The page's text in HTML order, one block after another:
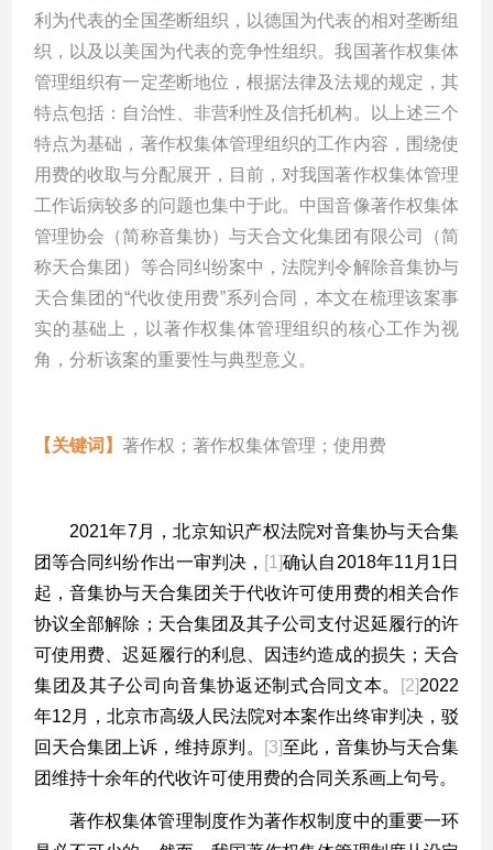
利为代表的全国垄断组织，以德国为代表的相对垄断组
织，以及以美国为代表的竞争性组织。我国著作权集体
管理组织有一定垄断地位，根据法律及法规的规定，其
特点包括：自治性、非营利性及信托机构。以上述三个
特点为基础，著作权集体管理组织的工作内容，围绕使
用费的收取与分配展开，目前，对我国著作权集体管理
工作诟病较多的问题也集中于此。中国音像著作权集体
管理协会（简称音集协）与天合文化集团有限公司（简
称天合集团）等合同纠纷案中，法院判令解除音集协与
天合集团的“代收使用费”系列合同，本文在梳理该案事
实的基础上，以著作权集体管理组织的核心工作为视
角，分析该案的重要性与典型意义 。
【关键词】 著作权；著作权集体管理；使用费
2021年7月，北京知识产权法院对音集协与天合集
团等合同纠纷作出一审判决， [1]确认自 2018年11 月 1 日
起，音集协与天合集团关于代收许可使用费的相关合作
协议全部解除；天合集团及其子公司支付迟延履行的许
可使用费、迟延履行的利息、因违约造成的损失；天合
集团及其子公司向音集协返还制式合同文本。
[2]2022
年12 月，北京市高级人民法院对本案作出终审判决，驳
回天合集团上诉，维持原判。
[3]至此，音集协与天合集
团维持十余年的代收许可使用费的合同关系画上句号。
著作权集体管理制度作为著作权制度中的重要一环